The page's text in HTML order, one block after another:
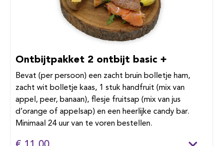
Ontbijtpakket 2 ontbijt basic +
Bevat (per persoon) een zacht bruin bolletje ham,
zacht wit bolletje kaas, 1 stuk handfruit (mix van
appel, peer, banaan), flesje fruitsap (mix van jus
d’orange of appelsap) en een heerlijke candy bar.
Minimaal 24 uur van te voren bestellen.